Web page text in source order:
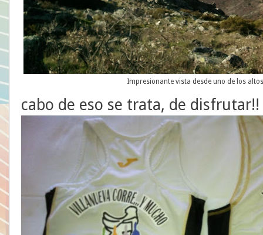
Impresionante vista desde uno de los
cabo de eso se trata, de disfrutar!!